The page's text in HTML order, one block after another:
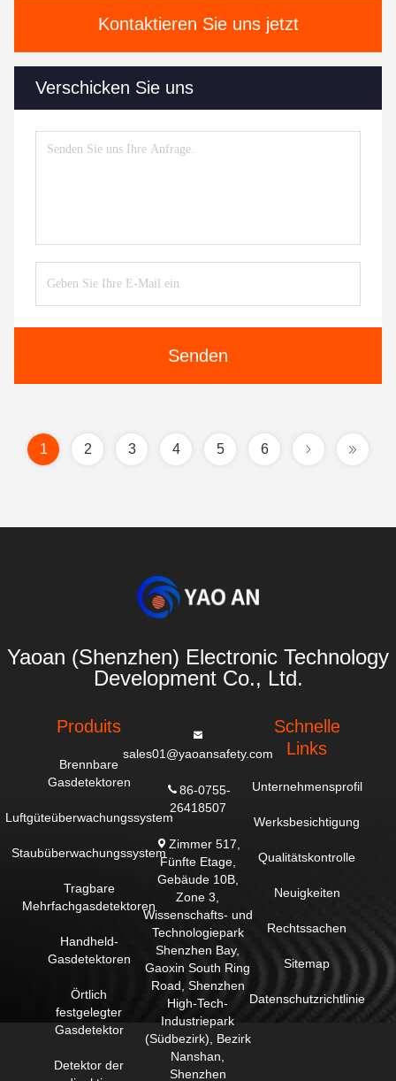
Kontaktieren Sie uns jetzt
Verschicken Sie uns
Senden
1 2 3 4 5 6
Yaoan (Shenzhen) Electronic Technology
Development Co., Ltd.
Produits
Brennbare
Gasdetektoren
Luftgüteüberwachungssystem
Staubüberwachungssystem
Tragbare
Mehrfachgasdetektoren
Handheld-
Gasdetektoren
Örtlich
festgelegter
Gasdetektor
Detektor der
sales01@yaoansafety.com
86-0755-
26418507
Zimmer 517,
Fünfte Etage,
Gebäude 10B,
Zone 3,
Wissenschafts- und
Technologiepark
Shenzhen Bay,
Gaoxin South Ring
Road, Shenzhen
High-Tech-
Industriepark
(Südbezirk), Bezirk
Nanshan,
Shenzhen
Schnelle
Links
Unternehmensprofil
Werksbesichtigung
Qualitätskontrolle
Neuigkeiten
Rechtssachen
Sitemap
Datenschutzrichtlinie